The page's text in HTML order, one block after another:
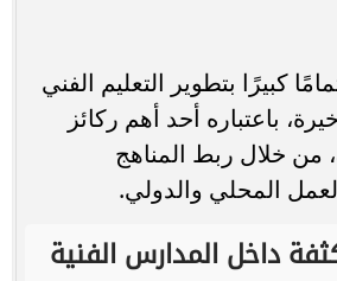
كبيرًا بتطوير التعليم الفني
باعتباره أحد أهم ركائز
من خلال ربط المناهج
المحلي والدولي.
داخل المدارس الفنية